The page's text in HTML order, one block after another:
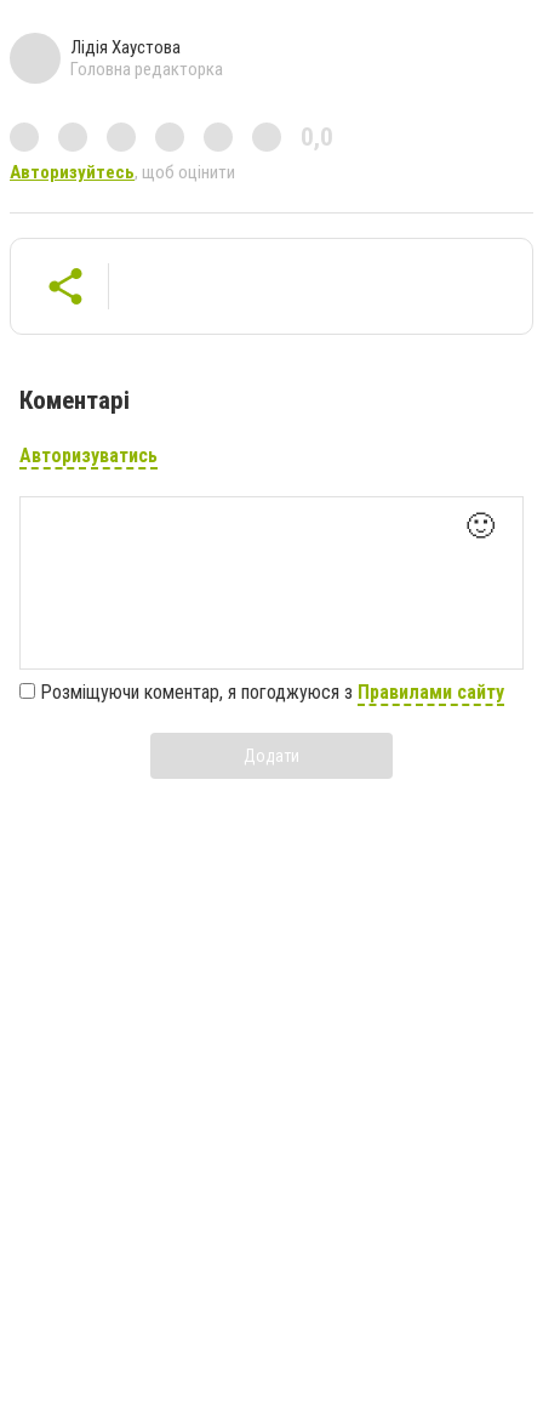
Лідія Хаустова
Головна редакторка
0,0
Авторизуйтесь, щоб оцінити
Коментарі
Авторизуватись
🙂
Розміщуючи коментар, я погоджуюся з Правилами сайту
Додати